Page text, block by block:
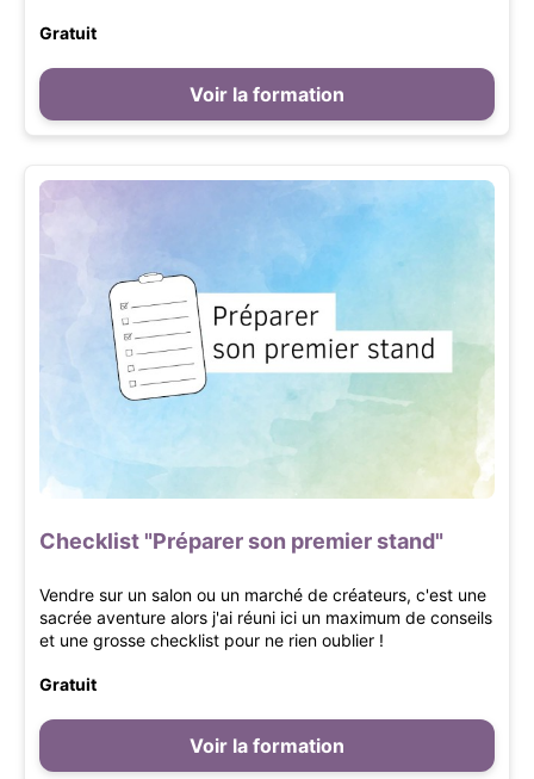
Gratuit
Voir la formation
Checklist "Préparer son premier stand"
Vendre sur un salon ou un marché de créateurs, c'est une
sacrée aventure alors j'ai réuni ici un maximum de conseils
et une grosse checklist pour ne rien oublier !
Gratuit
Voir la formation